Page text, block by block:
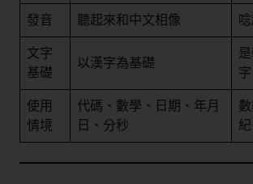
發音 聽起來和中文相像
文字
基礎
以漢字為基礎
字
使用
情境
代碼、數學、日期、年月
日、分秒